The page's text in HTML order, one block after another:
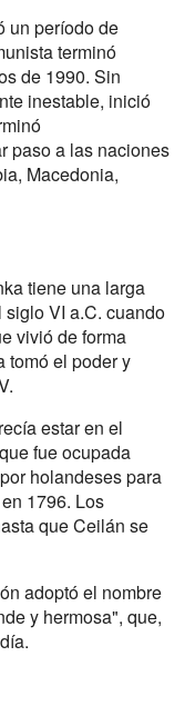
un período de
terminó
de 1990. Sin
inestable, inició
paso a las naciones
Macedonia,
tiene una larga
VI a.C. cuando
vivió de forma
tomó el poder y
estar en el
fue ocupada
holandeses para
1796. Los
que Ceilán se
adoptó el nombre
y hermosa", que,